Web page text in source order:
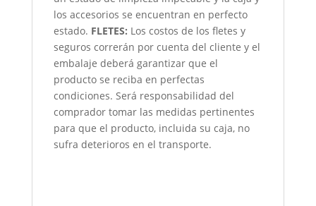
los accesorios se encuentran en perfecto
estado. FLETES: Los costos de los fletes y
seguros correrán por cuenta del cliente y el
embalaje deberá garantizar que el
producto se reciba en perfectas
condiciones. Será responsabilidad del
comprador tomar las medidas pertinentes
para que el producto, incluida su caja, no
sufra deterioros en el transporte.